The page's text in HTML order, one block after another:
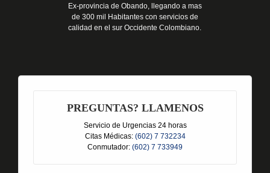
Ex-provincia de Obando, llegando a mas
de 300 mil Habitantes con servicios de
calidad en el sur Occidente Colombiano.
PREGUNTAS? LLAMENOS
Servicio de Urgencias 24 horas
Citas Médicas: (602) 7 732234
Conmutador: (602) 7 733949